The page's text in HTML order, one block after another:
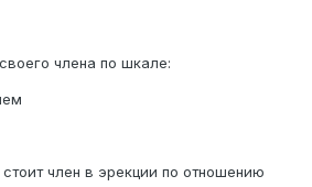
члена по шкале:
член в эрекции по отношению